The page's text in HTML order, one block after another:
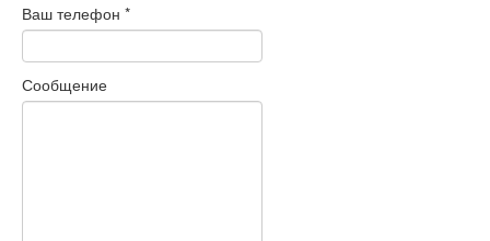
Ваш телефон *
Сообщение